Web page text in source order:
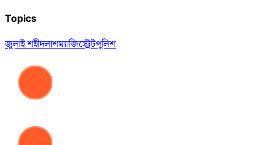
Topics
জুলাই শহীদলাশম্যাজিস্ট্রেটপুলিশ